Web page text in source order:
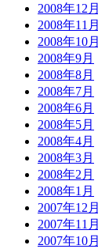
2008年12月
2008年11月
2008年10月
2008年9月
2008年8月
2008年7月
2008年6月
2008年5月
2008年4月
2008年3月
2008年2月
2008年1月
2007年12月
2007年11月
2007年10月